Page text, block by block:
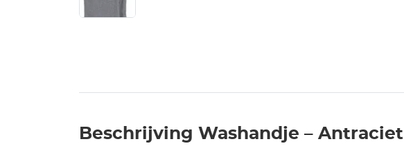
Beschrijving Washandje – Antraciet